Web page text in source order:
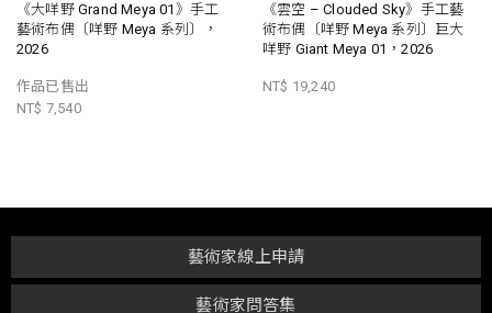
《大咩野 Grand Meya 01》手工
藝術布偶〔咩野 Meya 系列〕，
2026
作品已售出
NT$ 7,540
《雲空 – Clouded Sky》手工藝
術布偶〔咩野 Meya 系列〕巨大
咩野 Giant Meya 01，2026
NT$ 19,240
藝術家問答集
藝術家線上申請